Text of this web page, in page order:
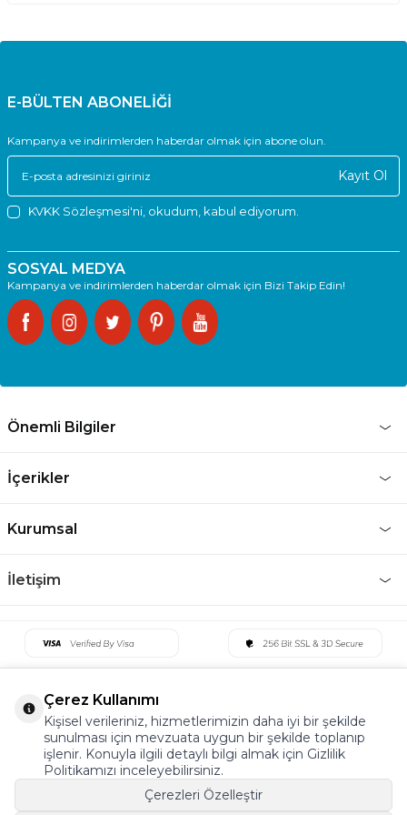
E-BÜLTEN ABONELİĞİ
Kampanya ve indirimlerden haberdar olmak için abone olun.
Kayıt Ol
KVKK Sözleşmesi'ni , okudum, kabul ediyorum.
SOSYAL MEDYA
Kampanya ve indirimlerden haberdar olmak için Bizi Takip Edin!
Önemli Bilgiler
İçerikler
Kurumsal
İletişim
Çerez Kullanımı
Kişisel verileriniz, hizmetlerimizin daha iyi bir şekilde
sunulması için mevzuata uygun bir şekilde toplanıp
işlenir. Konuyla ilgili detaylı bilgi almak için Gizlilik
Politikamızı inceleyebilirsiniz.
Çerezleri Özelleştir